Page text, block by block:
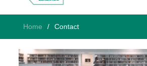
Home Contact